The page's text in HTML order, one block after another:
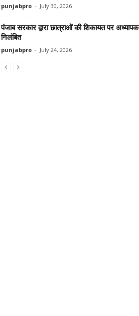
punjabpro - July 30, 2026
पंजाब सरकार द्वारा छात्राओं की शिकायत पर अध्यापक
निलंबित
punjabpro - July 24, 2026